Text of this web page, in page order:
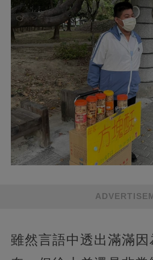
雖然言語中透出滿滿